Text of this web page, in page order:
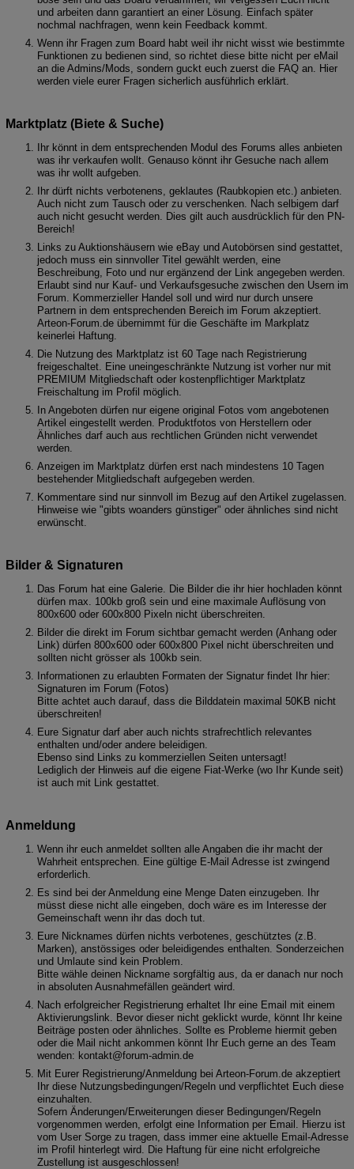
und arbeiten dann garantiert an einer Lösung. Einfach später
nochmal nachfragen, wenn kein Feedback kommt.
Wenn ihr Fragen zum Board habt weil ihr nicht wisst wie bestimmte
Funktionen zu bedienen sind, so richtet diese bitte nicht per eMail
an die Admins/Mods, sondern guckt euch zuerst die FAQ an. Hier
werden viele eurer Fragen sicherlich ausführlich erklärt.
Marktplatz (Biete & Suche)
Ihr könnt in dem entsprechenden Modul des Forums alles anbieten
was ihr verkaufen wollt. Genauso könnt ihr Gesuche nach allem
was ihr wollt aufgeben.
Ihr dürft nichts verbotenens, geklautes (Raubkopien etc.) anbieten.
Auch nicht zum Tausch oder zu verschenken. Nach selbigem darf
auch nicht gesucht werden. Dies gilt auch ausdrücklich für den PN-
Bereich!
Links zu Auktionshäusern wie eBay und Autobörsen sind gestattet,
jedoch muss ein sinnvoller Titel gewählt werden, eine
Beschreibung, Foto und nur ergänzend der Link angegeben werden.
Erlaubt sind nur Kauf- und Verkaufsgesuche zwischen den Usern im
Forum. Kommerzieller Handel soll und wird nur durch unsere
Partnern in dem entsprechenden Bereich im Forum akzeptiert.
Arteon-Forum.de übernimmt für die Geschäfte im Markplatz
keinerlei Haftung.
Die Nutzung des Marktplatz ist 60 Tage nach Registrierung
freigeschaltet. Eine uneingeschränkte Nutzung ist vorher nur mit
PREMIUM Mitgliedschaft oder kostenpflichtiger Marktplatz
Freischaltung im Profil möglich.
In Angeboten dürfen nur eigene original Fotos vom angebotenen
Artikel eingestellt werden. Produktfotos von Herstellern oder
Ähnliches darf auch aus rechtlichen Gründen nicht verwendet
werden.
Anzeigen im Marktplatz dürfen erst nach mindestens 10 Tagen
bestehender Mitgliedschaft aufgegeben werden.
Kommentare sind nur sinnvoll im Bezug auf den Artikel zugelassen.
Hinweise wie "gibts woanders günstiger" oder ähnliches sind nicht
erwünscht.
Bilder & Signaturen
Das Forum hat eine Galerie. Die Bilder die ihr hier hochladen könnt
dürfen max. 100kb groß sein und eine maximale Auflösung von
800x600 oder 600x800 Pixeln nicht überschreiten.
Bilder die direkt im Forum sichtbar gemacht werden (Anhang oder
Link) dürfen 800x600 oder 600x800 Pixel nicht überschreiten und
sollten nicht grösser als 100kb sein.
Informationen zu erlaubten Formaten der Signatur findet Ihr hier:
Signaturen im Forum (Fotos)
Bitte achtet auch darauf, dass die Bilddatein maximal 50KB nicht
überschreiten!
Eure Signatur darf aber auch nichts strafrechtlich relevantes
enthalten und/oder andere beleidigen.
Ebenso sind Links zu kommerziellen Seiten untersagt!
Lediglich der Hinweis auf die eigene Fiat-Werke (wo Ihr Kunde seit)
ist auch mit Link gestattet.
Anmeldung
Wenn ihr euch anmeldet sollten alle Angaben die ihr macht der
Wahrheit entsprechen. Eine gültige E-Mail Adresse ist zwingend
erforderlich.
Es sind bei der Anmeldung eine Menge Daten einzugeben. Ihr
müsst diese nicht alle eingeben, doch wäre es im Interesse der
Gemeinschaft wenn ihr das doch tut.
Eure Nicknames dürfen nichts verbotenes, geschütztes (z.B.
Marken), anstössiges oder beleidigendes enthalten. Sonderzeichen
und Umlaute sind kein Problem.
Bitte wähle deinen Nickname sorgfältig aus, da er danach nur noch
in absoluten Ausnahmefällen geändert wird.
Nach erfolgreicher Registrierung erhaltet Ihr eine Email mit einem
Aktivierungslink. Bevor dieser nicht geklickt wurde, könnt Ihr keine
Beiträge posten oder ähnliches. Sollte es Probleme hiermit geben
oder die Mail nicht ankommen könnt Ihr Euch gerne an des Team
wenden: kontakt@forum-admin.de
Mit Eurer Registrierung/Anmeldung bei Arteon-Forum.de akzeptiert
Ihr diese Nutzungsbedingungen/Regeln und verpflichtet Euch diese
einzuhalten.
Sofern Änderungen/Erweiterungen dieser Bedingungen/Regeln
vorgenommen werden, erfolgt eine Information per Email. Hierzu ist
vom User Sorge zu tragen, dass immer eine aktuelle Email-Adresse
im Profil hinterlegt wird. Die Haftung für eine nicht erfolgreiche
Zustellung ist ausgeschlossen!